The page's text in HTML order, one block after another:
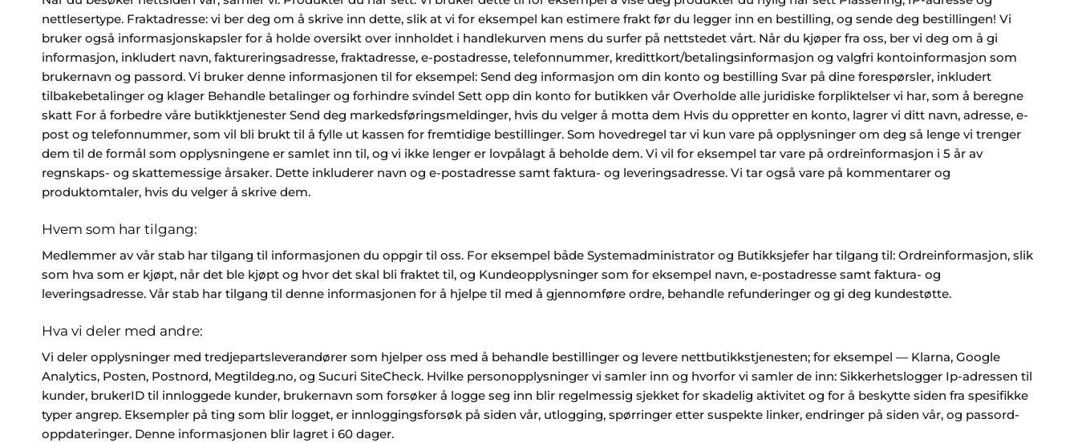
nettlesertype. Fraktadresse: vi ber deg om å skrive inn dette, slik at vi for eksempel kan estimere frakt før du legger inn en bestilling, og sende deg bestillingen! Vi
bruker også informasjonskapsler for å holde oversikt over innholdet i handlekurven mens du surfer på nettstedet vårt. Når du kjøper fra oss, ber vi deg om å gi
informasjon, inkludert navn, faktureringsadresse, fraktadresse, e-postadresse, telefonnummer, kredittkort/betalingsinformasjon og valgfri kontoinformasjon som
brukernavn og passord. Vi bruker denne informasjonen til for eksempel: Send deg informasjon om din konto og bestilling Svar på dine forespørsler, inkludert
tilbakebetalinger og klager Behandle betalinger og forhindre svindel Sett opp din konto for butikken vår Overholde alle juridiske forpliktelser vi har, som å beregne
skatt For å forbedre våre butikktjenester Send deg markedsføringsmeldinger, hvis du velger å motta dem Hvis du oppretter en konto, lagrer vi ditt navn, adresse, e-
post og telefonnummer, som vil bli brukt til å fylle ut kassen for fremtidige bestillinger. Som hovedregel tar vi kun vare på opplysninger om deg så lenge vi trenger
dem til de formål som opplysningene er samlet inn til, og vi ikke lenger er lovpålagt å beholde dem. Vi vil for eksempel tar vare på ordreinformasjon i 5 år av
regnskaps- og skattemessige årsaker. Dette inkluderer navn og e-postadresse samt faktura- og leveringsadresse. Vi tar også vare på kommentarer og
produktomtaler, hvis du velger å skrive dem.
Hvem som har tilgang:
Medlemmer av vår stab har tilgang til informasjonen du oppgir til oss. For eksempel både Systemadministrator og Butikksjefer har tilgang til: Ordreinformasjon, slik
som hva som er kjøpt, når det ble kjøpt og hvor det skal bli fraktet til, og Kundeopplysninger som for eksempel navn, e-postadresse samt faktura- og
leveringsadresse. Vår stab har tilgang til denne informasjonen for å hjelpe til med å gjennomføre ordre, behandle refunderinger og gi deg kundestøtte.
Hva vi deler med andre:
Vi deler opplysninger med tredjepartsleverandører som hjelper oss med å behandle bestillinger og levere nettbutikkstjenesten; for eksempel — Klarna, Google
Analytics, Posten, Postnord, Megtildeg.no, og Sucuri SiteCheck. Hvilke personopplysninger vi samler inn og hvorfor vi samler de inn: Sikkerhetslogger Ip-adressen til
kunder, brukerID til innloggede kunder, brukernavn som forsøker å logge seg inn blir regelmessig sjekket for skadelig aktivitet og for å beskytte siden fra spesifikke
typer angrep. Eksempler på ting som blir logget, er innloggingsforsøk på siden vår, utlogging, spørringer etter suspekte linker, endringer på siden vår, og passord-
oppdateringer. Denne informasjonen blir lagret i 60 dager.